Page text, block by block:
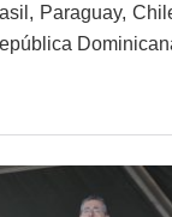
Paraguay,